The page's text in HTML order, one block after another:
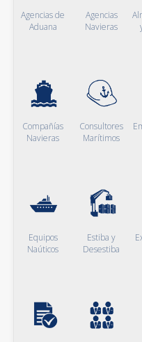
Agencias de
Aduana
Agencias
Navieras
Compañías
Navieras
Consultores
Marítimos
Equipos
Naúticos
Estiba y
Desestiba